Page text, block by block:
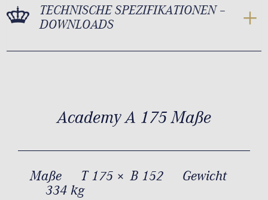
TECHNISCHE SPEZIFIKATIONEN –
DOWNLOADS
Academy A 175 Maße
Maße T 175 × B 152
Gewicht
334 kg